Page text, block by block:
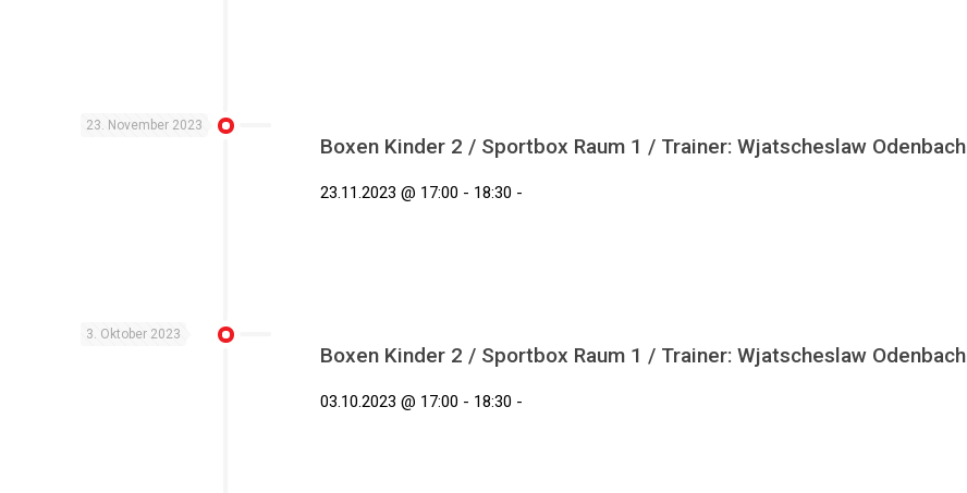
23. November 2023
Boxen Kinder 2 / Sportbox Raum 1 / Trainer: Wjatscheslaw Odenbach
23.11.2023 @ 17:00 - 18:30 -
3. Oktober 2023
Boxen Kinder 2 / Sportbox Raum 1 / Trainer: Wjatscheslaw Odenbach
03.10.2023 @ 17:00 - 18:30 -